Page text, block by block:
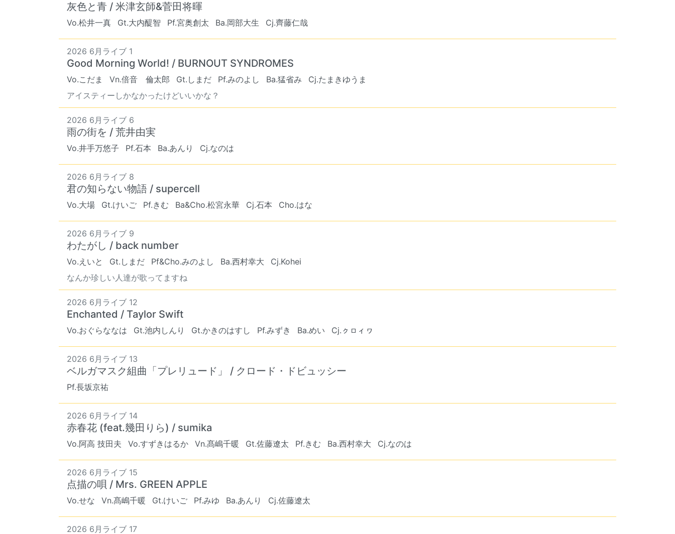
灰色と青 / 米津玄師&菅田将暉
Vo.松井一真 Gt.大内醍智 Pf.宮奥創太 Ba.岡部大生 Cj.齊藤仁哉
2026 6月ライブ 1
Good Morning World! / BURNOUT SYNDROMES
Vo.こだま Vn.倍音 倫太郎 Gt.しまだ Pf.みのよし Ba.猛省み
Cj.たまきゆうま
アイスティーしかなかったけどいいかな？
2026 6月ライブ 6
雨の街を / 荒井由実
Vo.井手万悠子 Pf.石本 Ba.あんり Cj.なのは
2026 6月ライブ 8
君の知らない物語 / supercell
Vo.大場 Gt.けいご Pf.きむ Ba&Cho.松宮永華 Cj.石本 Cho.はな
2026 6月ライブ 9
わたがし / back number
Vo.えいと Gt.しまだ Pf&Cho.みのよし Ba.西村幸大
Cj.Kohei
なんか珍しい人達が歌ってますね
2026 6月ライブ 12
Enchanted / Taylor Swift
Vo.おぐらななは Gt.池内しんり Gt.かきのはすし Pf.みずき Ba.めい Cj.ㇰㇿィヮ
2026 6月ライブ 13
ベルガマスク組曲「プレリュード」 / クロード・ドビュッシー
Pf.長坂京祐
2026 6月ライブ 14
赤春花 (feat.幾田りら) / sumika
Vo.阿高 技田夫 Vo.すずきはるか Vn.髙嶋千暖 Gt.佐藤遼太 Pf.きむ Ba.西村幸大 Cj.なのは
2026 6月ライブ 15
点描の唄 / Mrs. GREEN APPLE
Vo.せな Vn.髙嶋千暖 Gt.けいご Pf.みゆ Ba.あんり Cj.佐藤遼太
2026 6月ライブ 17